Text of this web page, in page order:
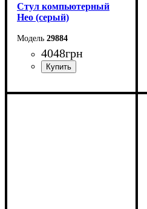
Стул компьютерный
Нео (серый)
29884
4048грн